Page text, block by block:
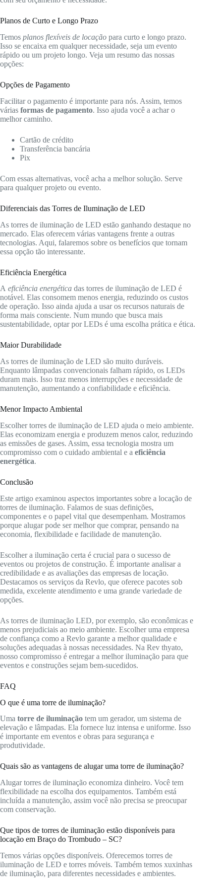
Planos de Curto e Longo Prazo
Temos planos flexíveis de locação para curto e longo prazo.
Isso se encaixa em qualquer necessidade, seja um evento
rápido ou um projeto longo. Veja um resumo das nossas
opções:
Opções de Pagamento
Facilitar o pagamento é importante para nós. Assim, temos
várias formas de pagamento. Isso ajuda você a achar o
melhor caminho.
Cartão de crédito
Transferência bancária
Pix
Com essas alternativas, você acha a melhor solução. Serve
para qualquer projeto ou evento.
Diferenciais das Torres de Iluminação de LED
As torres de iluminação de LED estão ganhando destaque no
mercado. Elas oferecem várias vantagens frente a outras
tecnologias. Aqui, falaremos sobre os benefícios que tornam
essa opção tão interessante.
Eficiência Energética
A eficiência energética das torres de iluminação de LED é
notável. Elas consomem menos energia, reduzindo os custos
de operação. Isso ainda ajuda a usar os recursos naturais de
forma mais consciente. Num mundo que busca mais
sustentabilidade, optar por LEDs é uma escolha prática e ética.
Maior Durabilidade
As torres de iluminação de LED são muito duráveis.
Enquanto lâmpadas convencionais falham rápido, os LEDs
duram mais. Isso traz menos interrupções e necessidade de
manutenção, aumentando a confiabilidade e eficiência.
Menor Impacto Ambiental
Escolher torres de iluminação de LED ajuda o meio ambiente.
Elas economizam energia e produzem menos calor, reduzindo
as emissões de gases. Assim, essa tecnologia mostra um
compromisso com o cuidado ambiental e a eficiência
energética.
Conclusão
Este artigo examinou aspectos importantes sobre a locação de
torres de iluminação. Falamos de suas definições,
componentes e o papel vital que desempenham. Mostramos
porque alugar pode ser melhor que comprar, pensando na
economia, flexibilidade e facilidade de manutenção.
Escolher a iluminação certa é crucial para o sucesso de
eventos ou projetos de construção. É importante analisar a
credibilidade e as avaliações das empresas de locação.
Destacamos os serviços da Revlo, que oferece pacotes sob
medida, excelente atendimento e uma grande variedade de
opções.
As torres de iluminação LED, por exemplo, são econômicas e
menos prejudiciais ao meio ambiente. Escolher uma empresa
de confiança como a Revlo garante a melhor qualidade e
soluções adequadas à nossas necessidades. Na Rev thyato,
nosso compromisso é entregar a melhor iluminação para que
eventos e construções sejam bem-sucedidos.
FAQ
O que é uma torre de iluminação?
Uma torre de iluminação tem um gerador, um sistema de
elevação e lâmpadas. Ela fornece luz intensa e uniforme. Isso
é importante em eventos e obras para segurança e
produtividade.
Quais são as vantagens de alugar uma torre de iluminação?
Alugar torres de iluminação economiza dinheiro. Você tem
flexibilidade na escolha dos equipamentos. Também está
incluída a manutenção, assim você não precisa se preocupar
com conservação.
Que tipos de torres de iluminação estão disponíveis para
locação em Braço do Trombudo – SC?
Temos várias opções disponíveis. Oferecemos torres de
iluminação de LED e torres móveis. Também temos xuxinhas
de iluminação, para diferentes necessidades e ambientes.